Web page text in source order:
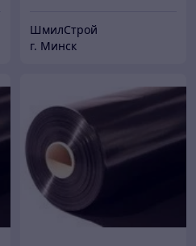
ШмилСтрой
г. Минск